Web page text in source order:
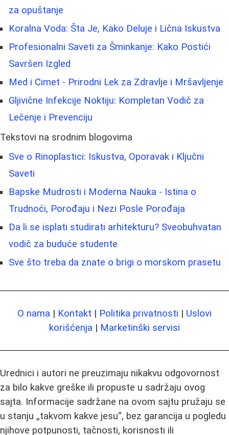
za opuštanje
Koralna Voda: Šta Je, Kako Deluje i Lična Iskustva
Profesionalni Saveti za Šminkanje: Kako Postići
Savršen Izgled
Med i Cimet - Prirodni Lek za Zdravlje i Mršavljenje
Gljivične Infekcije Noktiju: Kompletan Vodič za
Lečenje i Prevenciju
Tekstovi na srodnim blogovima
Sve o Rinoplastici: Iskustva, Oporavak i Ključni
Saveti
Bapske Mudrosti i Moderna Nauka - Istina o
Trudnoći, Porođaju i Nezi Posle Porođaja
Da li se isplati studirati arhitekturu? Sveobuhvatan
vodič za buduće studente
Sve što treba da znate o brigi o morskom prasetu
O nama | Kontakt | Politika privatnosti | Uslovi
korišćenja | Marketinški servisi
Urednici i autori ne preuzimaju nikakvu odgovornost
za bilo kakve greške ili propuste u sadržaju ovog
sajta. Informacije sadržane na ovom sajtu pružaju se
u stanju „takvom kakve jesu“, bez garancija u pogledu
njihove potpunosti, tačnosti, korisnosti ili